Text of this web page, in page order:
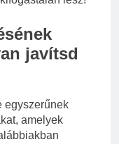
javítsd
egyszerűnek
amelyek